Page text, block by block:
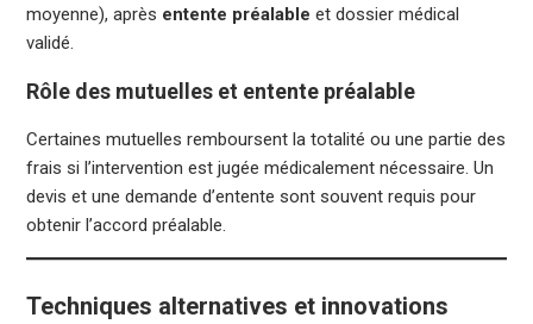
moyenne), après entente préalable et dossier médical
validé.
Rôle des mutuelles et entente préalable
Certaines mutuelles remboursent la totalité ou une partie des
frais si l’intervention est jugée médicalement nécessaire. Un
devis et une demande d’entente sont souvent requis pour
obtenir l’accord préalable.
Techniques alternatives et innovations